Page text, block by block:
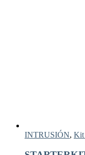
INTRUSIÓN, Kit